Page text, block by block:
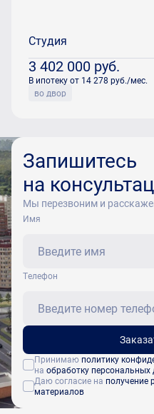
Студия
3 402 000 руб.
В ипотеку от 14 278 руб./мес.
во двор
Запишитесь
на
Мы перезвоним и
Имя
Tелефон
Принимаю политику
на обработку персональных
Даю согласие на получение
материалов